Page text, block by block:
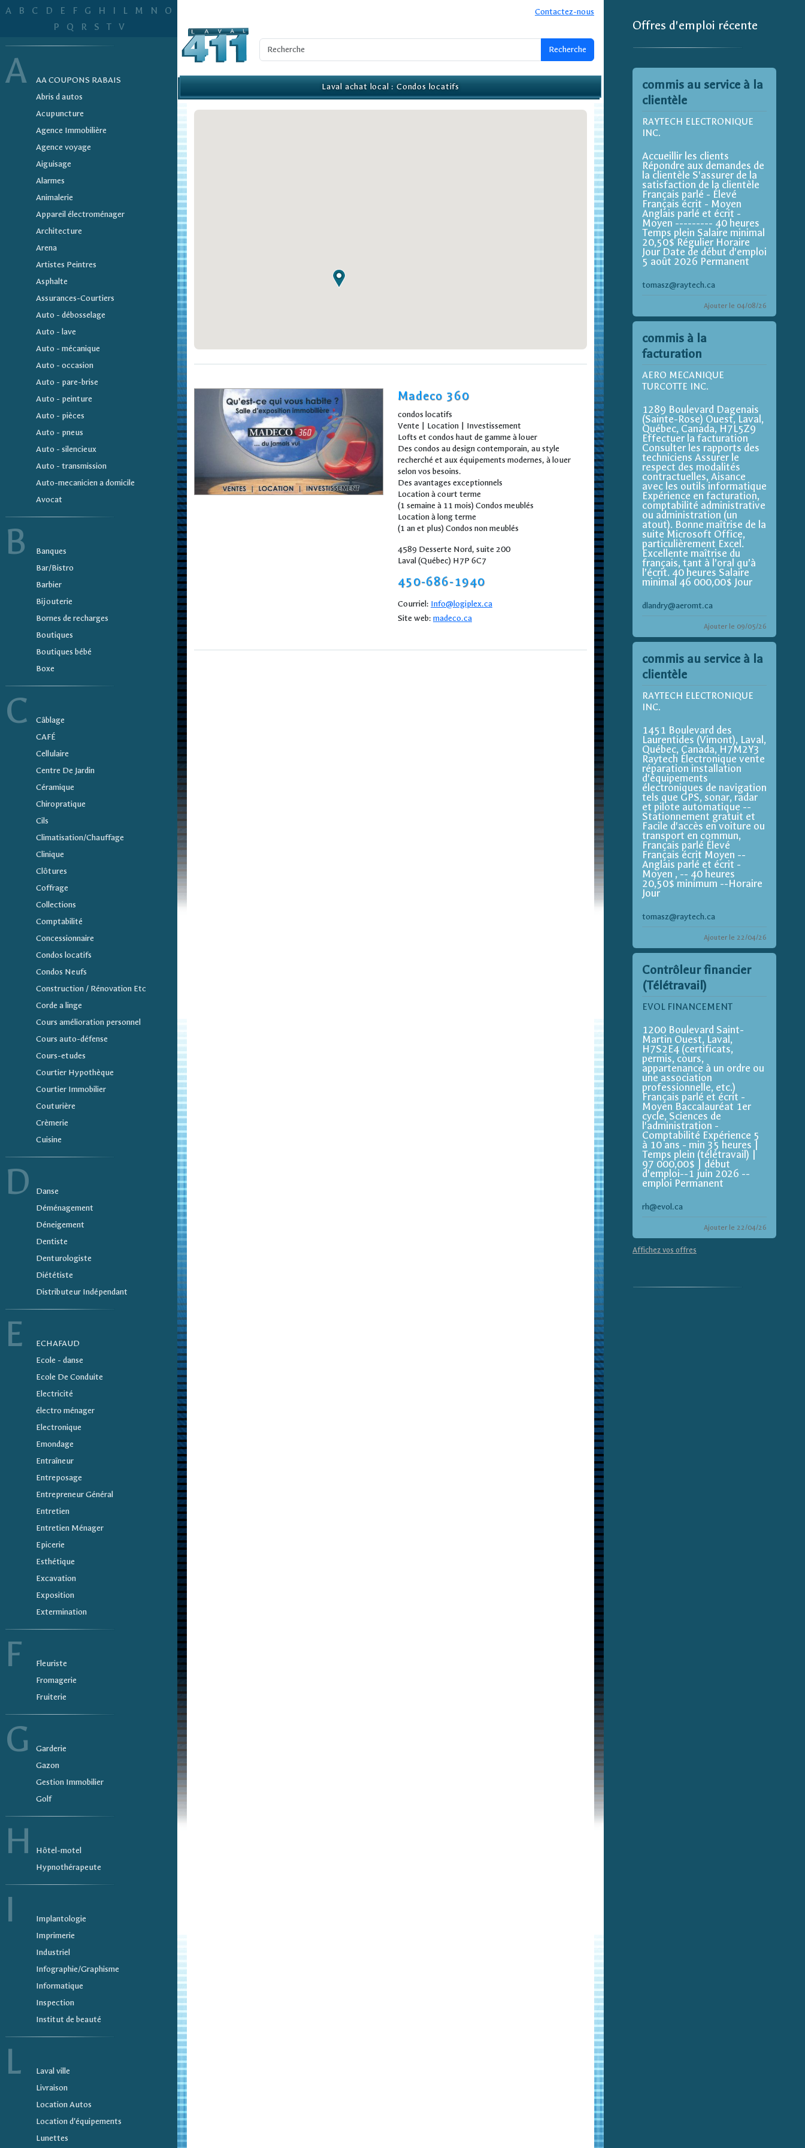
A B C D E F G H I L M N
O
P
Q R S T V
A
AA COUPONS RABAIS
Abris d autos
Acupuncture
Agence Immobilière
Agence voyage
Aiguisage
Alarmes
Animalerie
Appareil électroménager
Architecture
Arena
Artistes Peintres
Asphalte
Assurances-Courtiers
Auto - débosselage
Auto - lave
Auto - mécanique
Auto - occasion
Auto - pare-brise
Auto - peinture
Auto - pièces
Auto - pneus
Auto - silencieux
Auto - transmission
Auto-mecanicien a domicile
Avocat
B
Banques
Bar/Bistro
Barbier
Bijouterie
Bornes de recharges
Boutiques
Boutiques bébé
Boxe
C
Câblage
CAFÉ
Cellulaire
Centre De Jardin
Céramique
Chiropratique
Cils
Climatisation/Chauffage
Clinique
Clôtures
Coffrage
Collections
Comptabilité
Concessionnaire
Condos locatifs
Condos Neufs
Construction / Rénovation Etc
Corde a linge
Cours amélioration personnel
Cours auto-défense
Cours-etudes
Courtier Hypothèque
Courtier Immobilier
Couturière
Crèmerie
Cuisine
D
Danse
Déménagement
Déneigement
Dentiste
Denturologiste
Diététiste
Distributeur Indépendant
E
ECHAFAUD
Ecole - danse
Ecole De Conduite
Electricité
électro ménager
Electronique
Emondage
Entraîneur
Entreposage
Entrepreneur Général
Entretien
Entretien Ménager
Epicerie
Esthétique
Excavation
Exposition
Extermination
F
Fleuriste
Fromagerie
Fruiterie
G
Garderie
Gazon
Gestion Immobilier
Golf
H
Hôtel-motel
Hypnothérapeute
I
Implantologie
Imprimerie
Industriel
Infographie/Graphisme
Informatique
Inspection
Institut de beauté
L
Laval ville
Livraison
Location Autos
Location d'équipements
Lunettes
Contactez-nous
Laval achat local : Condos locatifs
Madeco 360
condos locatifs
Vente | Location | Investissement
Lofts et condos haut de gamme à louer
Des condos au design contemporain, au style
recherché et aux équipements modernes, à louer
selon vos besoins.
Des avantages exceptionnels
Location à court terme
(1 semaine à 11 mois) Condos meublés
Location à long terme
(1 an et plus) Condos non meublés
4589 Desserte Nord, suite 200
Laval (Québec) H7P 6C7
450-686-1940
Courriel: Info@logiplex.ca
Site web: madeco.ca
Offres d'emploi récente
commis au service à la
clientèle
RAYTECH ELECTRONIQUE
INC.
Accueillir les clients
Répondre aux demandes de
la clientèle S'assurer de la
satisfaction de la clientèle
Français parlé - Élevé
Français écrit - Moyen
Anglais parlé et écrit -
Moyen --------- 40 heures
Temps plein Salaire minimal
20,50$ Régulier Horaire
Jour Date de début d'emploi
5 août 2026 Permanent
tomasz@raytech.ca
Ajouter le 04/08/26
commis à la
facturation
AERO MECANIQUE
TURCOTTE INC.
1289 Boulevard Dagenais
(Sainte-Rose) Ouest, Laval,
Québec, Canada, H7L5Z9
Effectuer la facturation
Consulter les rapports des
techniciens Assurer le
respect des modalités
contractuelles, Aisance
avec les outils informatique
Expérience en facturation,
comptabilité administrative
ou administration (un
atout). Bonne maîtrise de la
suite Microsoft Office,
particulièrement Excel.
Excellente maîtrise du
français, tant à l’oral qu’à
l’écrit. 40 heures Salaire
minimal 46 000,00$ Jour
dlandry@aeromt.ca
Ajouter le 09/05/26
commis au service à la
clientèle
RAYTECH ELECTRONIQUE
INC.
1451 Boulevard des
Laurentides (Vimont), Laval,
Québec, Canada, H7M2Y3
Raytech Électronique vente
réparation installation
d'équipements
électroniques de navigation
tels que GPS, sonar, radar
et pilote automatique --
Stationnement gratuit et
Facile d'accès en voiture ou
transport en commun,
Français parlé Élevé
Français écrit Moyen --
Anglais parlé et écrit -
Moyen , -- 40 heures
20,50$ minimum --Horaire
Jour
tomasz@raytech.ca
Ajouter le 22/04/26
Contrôleur financier
(Télétravail)
EVOL FINANCEMENT
1200 Boulevard Saint-
Martin Ouest, Laval,
H7S2E4 (certificats,
permis, cours,
appartenance à un ordre ou
une association
professionnelle, etc.)
Français parlé et écrit -
Moyen Baccalauréat 1er
cycle, Sciences de
l'administration -
Comptabilité Expérience 5
à 10 ans - min 35 heures |
Temps plein (télétravail) |
97 000,00$ | début
d'emploi--1 juin 2026 --
emploi Permanent
rh@evol.ca
Ajouter le 22/04/26
Affichez vos offres